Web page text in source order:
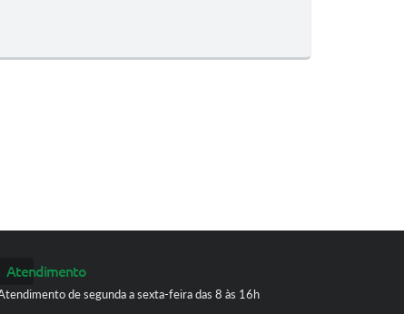
Atendimento
de segunda a sexta-feira das 8 às 16h